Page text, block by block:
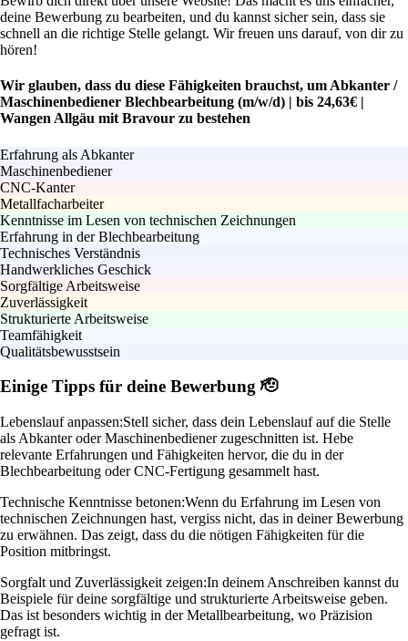
deine Bewerbung zu bearbeiten, und du kannst sicher sein, dass sie
schnell an die richtige Stelle gelangt. Wir freuen uns darauf, von dir zu
hören!
Wir glauben, dass du diese Fähigkeiten brauchst, um Abkanter /
Maschinenbediener Blechbearbeitung (m/w/d) | bis 24,63€ |
Wangen Allgäu mit Bravour zu bestehen
Erfahrung als Abkanter
Maschinenbediener
CNC-Kanter
Metallfacharbeiter
Kenntnisse im Lesen von technischen Zeichnungen
Erfahrung in der Blechbearbeitung
Technisches Verständnis
Handwerkliches Geschick
Sorgfältige Arbeitsweise
Zuverlässigkeit
Strukturierte Arbeitsweise
Teamfähigkeit
Qualitätsbewusstsein
Einige Tipps für deine Bewerbung 🫡
Lebenslauf anpassen:Stell sicher, dass dein Lebenslauf auf die Stelle
als Abkanter oder Maschinenbediener zugeschnitten ist. Hebe
relevante Erfahrungen und Fähigkeiten hervor, die du in der
Blechbearbeitung oder CNC-Fertigung gesammelt hast.
Technische Kenntnisse betonen:Wenn du Erfahrung im Lesen von
technischen Zeichnungen hast, vergiss nicht, das in deiner Bewerbung
zu erwähnen. Das zeigt, dass du die nötigen Fähigkeiten für die
Position mitbringst.
Sorgfalt und Zuverlässigkeit zeigen:In deinem Anschreiben kannst du
Beispiele für deine sorgfältige und strukturierte Arbeitsweise geben.
Das ist besonders wichtig in der Metallbearbeitung, wo Präzision
gefragt ist.